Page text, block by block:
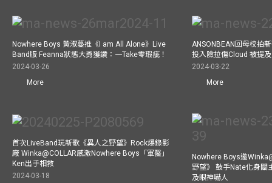
Nowhere Boys 黃淑蔓推《I am All Alone》Live
Band版 Feanna狀態大勇獲讚：一Take零瑕疵！
2024-03-26
More
ANSONBEAN回母校拍
投入險拉傷Cloud 被提
2024-03-22
More
首次LiveBand玩新歌《異人之野望》Rock爆錄影
廠 Winka@COLLAR感激Nowhere Boys「軍醫」
Ken出手相救
2024-03-18
Nowhere Boys邀
野望》 鼓手Nate化身關
及眼神嚇人